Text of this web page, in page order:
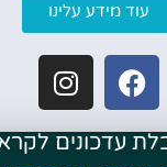
עוד מידע עלינו
עדכונים